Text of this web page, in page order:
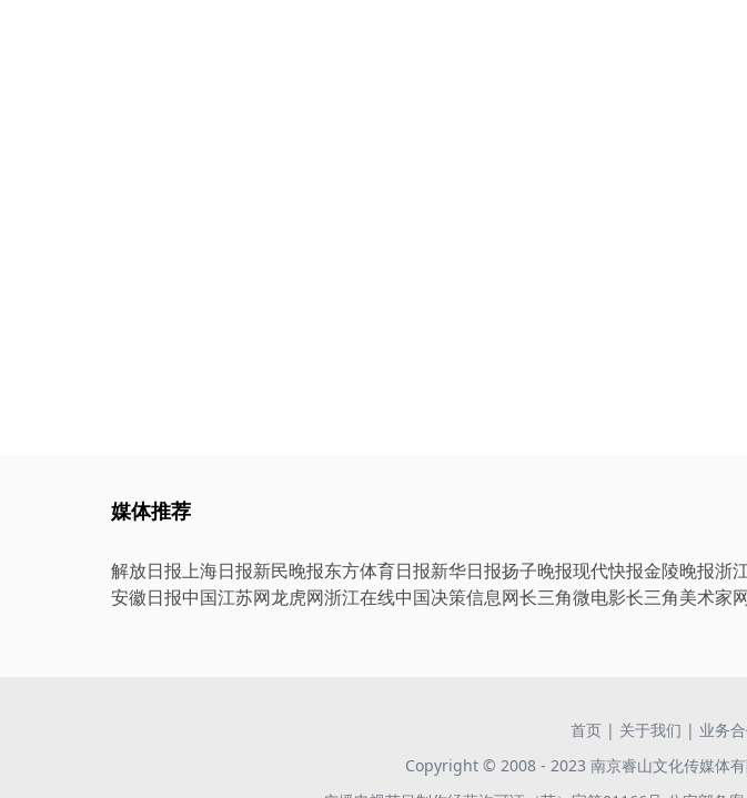
媒体推荐
解放日报上海日报新民晚报东方体育日报新华日报扬子晚报现代快报金陵晚报浙
安徽日报中国江苏网龙虎网浙江在线中国决策信息网长三角微电影长三角美术家
首页 | 关于我们 | 业务
Copyright © 2008 - 2023 南京睿山文化传媒体